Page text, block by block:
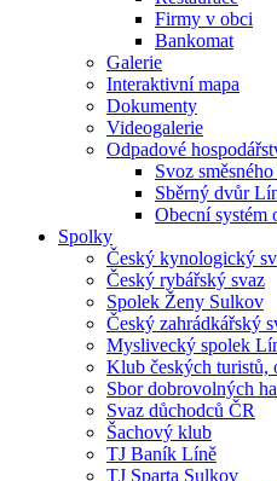
Firmy v obci
Bankomat
Galerie
Interaktivní mapa
Dokumenty
Videogalerie
Odpadové
Svoz
Sběrný dvůr
Obecní systém
Spolky
Český kynologický
Český rybářský svaz
Spolek Ženy Sulkov
Český zahrádkářský
Myslivecký spolek
Klub českých turistů,
Sbor dobrovolných
Svaz důchodců ČR
Šachový klub
TJ Baník Líně
TJ Sparta Sulkov